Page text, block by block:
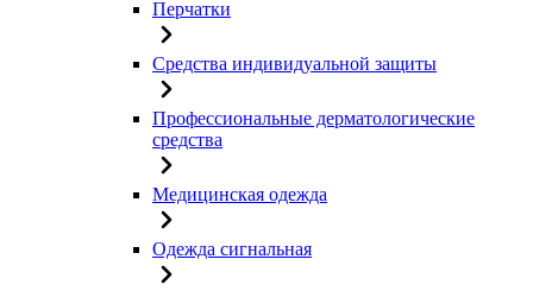
Перчатки
Средства индивидуальной защиты
Профессиональные дерматологические
средства
Медицинская одежда
Одежда сигнальная